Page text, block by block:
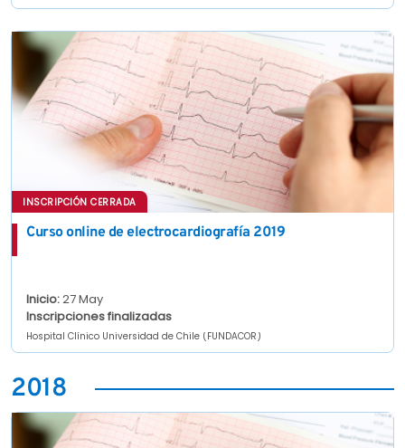
INSCRIPCIÓN CERRADA
Curso online de electrocardiografía 2019
Inicio:27 May
Inscripciones finalizadas
Hospital Clínico Universidad de Chile (FUNDACOR)
2018